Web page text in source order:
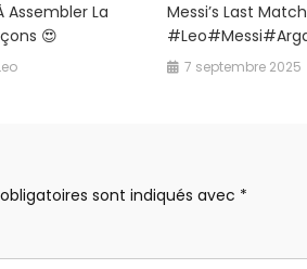
Assembler La
😍
Messi’s Last
7 septembre 2025
sont indiqués avec *